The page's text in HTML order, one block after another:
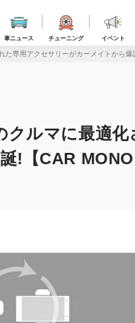
車ニュース チューニング イベント
専用アクセサリーがカーメイトから爆
クルマに最適化
!【CAR MONO